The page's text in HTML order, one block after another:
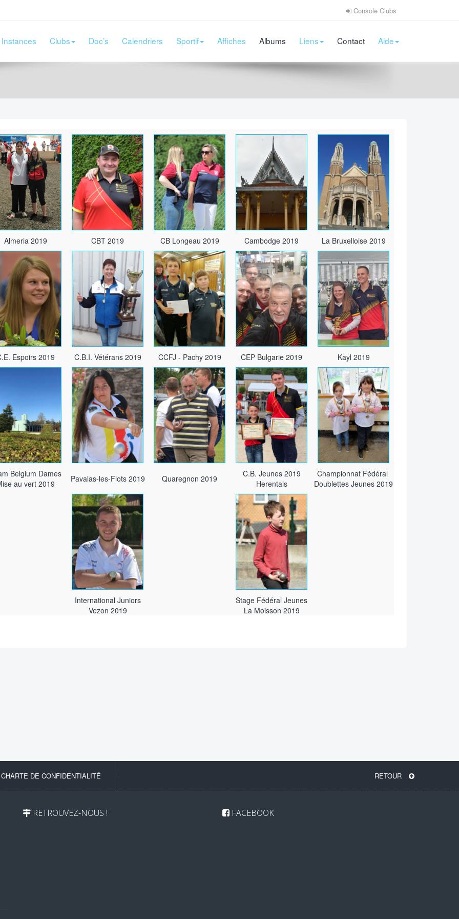
Console Clubs
Instances Clubs Doc’s Calendriers Sportif Affiches Albums Liens Contact Aide
Almeria 2019 CBT 2019 CB Longeau 2019 Cambodge 2019 La Bruxelloise 2019
Espoirs 2019 C.B.I. Vétérans 2019 CCFJ - Pachy 2019 CEP Bulgarie 2019 Kayl 2019
Belgium Dames
au vert 2019
Pavalas-les-Flots 2019 Quaregnon 2019
C.B. Jeunes 2019
Herentals
Championnat Fédéral
Doublettes Jeunes 2019
International Juniors
Vezon 2019
Stage Fédéral Jeunes
La Moisson 2019
CHARTE DE CONFIDENTIALITÉ RETOUR
RETROUVEZ-NOUS ! FACEBOOK